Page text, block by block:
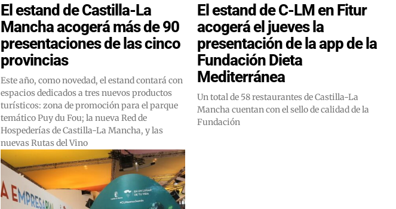
El estand de Castilla-La
Mancha acogerá más de 90
presentaciones de las cinco
provincias
Este año, como novedad, el estand contará con
espacios dedicados a tres nuevos productos
turísticos: zona de promoción para el parque
temático Puy du Fou; la nueva Red de
Hospederías de Castilla-La Mancha, y las
nuevas Rutas del Vino
El estand de C-LM en Fitur
acogerá el jueves la
presentación de la app de la
Fundación Dieta
Mediterránea
Un total de 58 restaurantes de Castilla-La
Mancha cuentan con el sello de calidad de la
Fundación